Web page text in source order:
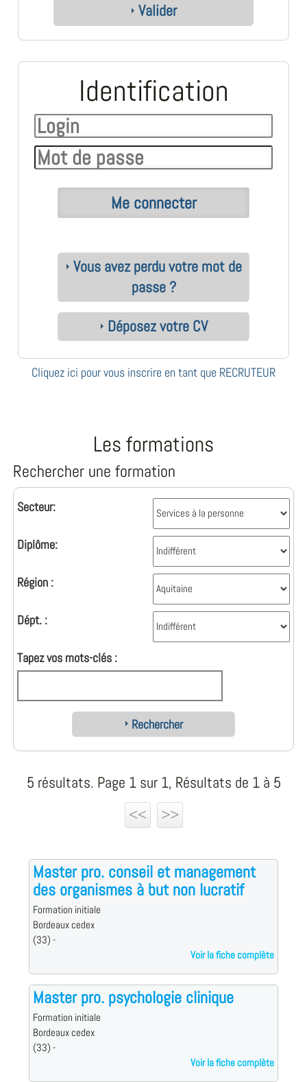
Valider
Identification
Vous avez perdu votre mot de
passe ?
Déposez votre CV
Cliquez ici pour vous inscrire en tant que RECRUTEUR
Les formations
Rechercher une formation
Secteur:
Diplôme:
Région :
Dépt. :
Tapez vos mots-clés :
Rechercher
5 résultats. Page 1 sur 1, Résultats de 1 à 5
<<
>>
Master pro. conseil et management
des organismes à but non lucratif
Formation initiale
Bordeaux cedex
(33) -
Voir la fiche complète
Master pro. psychologie clinique
Formation initiale
Bordeaux cedex
(33) -
Voir la fiche complète